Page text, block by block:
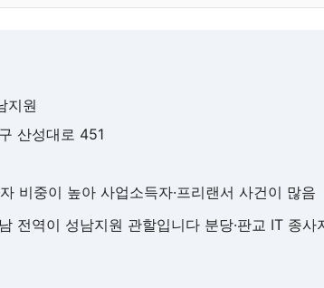
지원
산성대로 451
비중이 높아 사업소득자·프리랜서 사건이 많음
남 전역이 성남지원 관할입니다 분당·판교 IT 종